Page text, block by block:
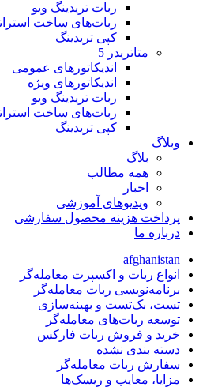
ربات تریدینگ ویو
ربات‌های ساخت
کپی تریدینگ
متاتريدر 5
اندیکاتورهای عمومی
اندیکاتورهای ویژه
ربات تریدینگ ویو
ربات‌های ساخت
کپی تریدینگ
وبلاگ
بلاگ
همه مطالب
اخبار
ویدیوهای آموزشی
پرداخت هزینه محصول سفارشی
درباره ما
afghanistan
انواع ربات و اکسپرت معامله‌گر
برنامه‌نویسی ربات معامله‌گر
تست، بک‌تست و بهینه‌سازی
توسعه ربات‌های معامله‌گر
خرید و فروش ربات فارکس
دسته بندی نشده
سفارش ربات معامله‌گر
مزایا، معایب و ریسک‌ها